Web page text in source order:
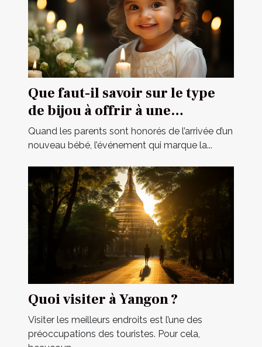
Que faut-il savoir sur le type
de bijou à offrir à une
cérémonie de baptême ?
Quand les parents sont honorés de l’arrivée d’un
nouveau bébé, l’événement qui marque la...
Quoi visiter à Yangon ?
Visiter les meilleurs endroits est l’une des
préoccupations des touristes. Pour cela,